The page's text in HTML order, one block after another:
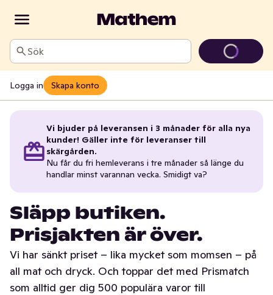
Sök
Logga in Skapa konto
Vi bjuder på leveransen i 3 månader för alla nya
kunder! Gäller inte för leveranser till
skärgården.
Nu får du fri hemleverans i tre månader så länge du
handlar minst varannan vecka. Smidigt va?
Släpp butiken.
Prisjakten är över.
Vi har sänkt priset – lika mycket som momsen – på
all mat och dryck. Och toppar det med Prismatch
som alltid ger dig 500 populära varor till